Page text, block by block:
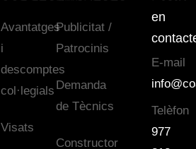
Avantatges
i
descomptes
col·legials
Visats
Publicitat /
Patrocinis
Demanda
de Tècnics
Constructor
en
E-mail
Telèfon
977